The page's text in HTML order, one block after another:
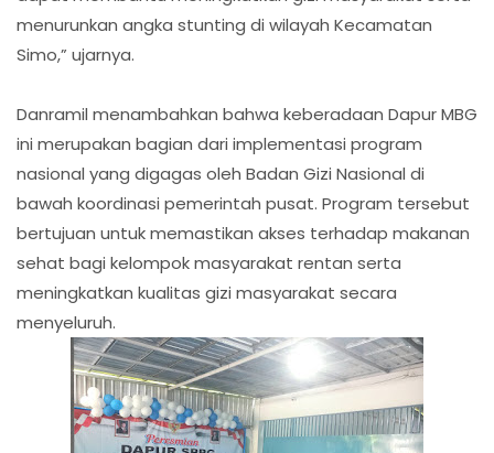
menurunkan angka stunting di wilayah Kecamatan
Simo,” ujarnya.
Danramil menambahkan bahwa keberadaan Dapur MBG
ini merupakan bagian dari implementasi program
nasional yang digagas oleh Badan Gizi Nasional di
bawah koordinasi pemerintah pusat. Program tersebut
bertujuan untuk memastikan akses terhadap makanan
sehat bagi kelompok masyarakat rentan serta
meningkatkan kualitas gizi masyarakat secara
menyeluruh.